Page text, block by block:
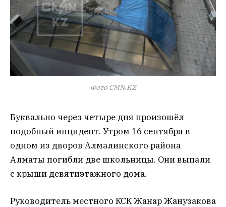
Фото CMN.KZ
Буквально через четыре дня произошёл
подобный инцидент. Утром 16 сентября в
одном из дворов Алмалинского района
Алматы погибли две школьницы. Они выпали
с крыши девятиэтажного дома.
Руководитель местного КСК Жанар Жанузакова